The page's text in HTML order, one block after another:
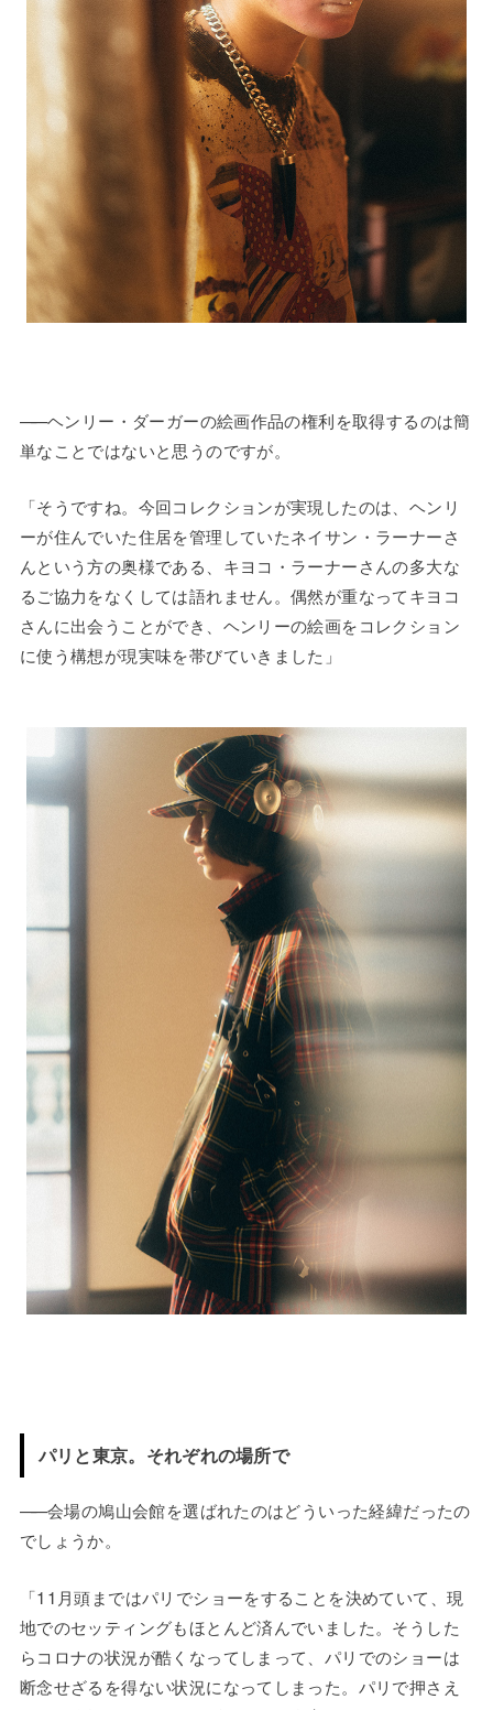
——ヘンリー・ダーガーの絵画作品の権利を取得するのは簡
単なことではないと思うのですが。
「そうですね。今回コレクションが実現したのは、ヘンリ
ーが住んでいた住居を管理していたネイサン・ラーナーさ
んという方の奥様である、キヨコ・ラーナーさんの多大な
るご協力をなくしては語れません。偶然が重なってキヨコ
さんに出会うことができ、ヘンリーの絵画をコレクション
に使う構想が現実味を帯びていきました」
パリと東京。それぞれの場所で
——会場の鳩山会館を選ばれたのはどういった経緯だったの
でしょうか。
「11月頭まではパリでショーをすることを決めていて、現
地でのセッティングもほとんど済んでいました。そうした
らコロナの状況が酷くなってしまって、パリでのショーは
断念せざるを得ない状況になってしまった。パリで押さえ